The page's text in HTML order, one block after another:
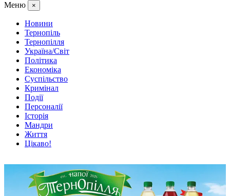
Меню ×
Новини
Тернопіль
Тернопілля
Україна/Світ
Політика
Економіка
Суспільство
Кримінал
Події
Персоналії
Історія
Мандри
Життя
Цікаво!